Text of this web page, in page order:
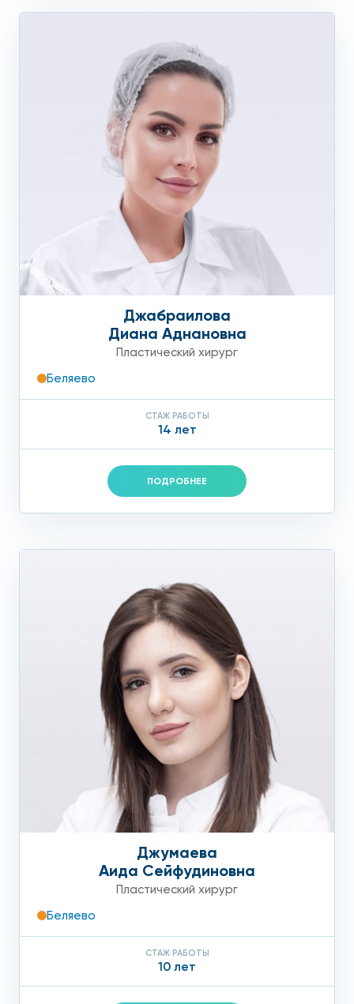
Джабраилова
Диана Аднановна
Пластический хирург
Беляево
СТАЖ РАБОТЫ
14 лет
ПОДРОБНЕЕ
Джумаева
Аида Сейфудиновна
Пластический хирург
Беляево
СТАЖ РАБОТЫ
10 лет